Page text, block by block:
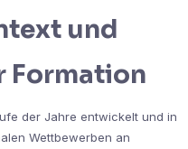
und
Formation
der Jahre entwickelt und in
Wettbewerben an